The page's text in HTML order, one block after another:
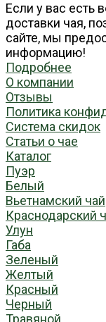
Если у вас есть
доставки чая,
сайте, мы
информацию!
Подробнее
О компании
Отзывы
Политика
Система скидок
Статьи о чае
Каталог
Пуэр
Белый
Вьетнамский чай
Краснодарский
Улун
Габа
Зеленый
Желтый
Красный
Черный
Травяной